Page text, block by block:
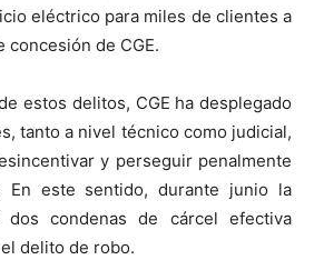
eléctrico para miles de clientes a
concesión de CGE.
estos delitos, CGE ha desplegado
tanto a nivel técnico como judicial,
y perseguir penalmente
En este sentido, durante junio la
dos condenas de cárcel efectiva
delito de robo.